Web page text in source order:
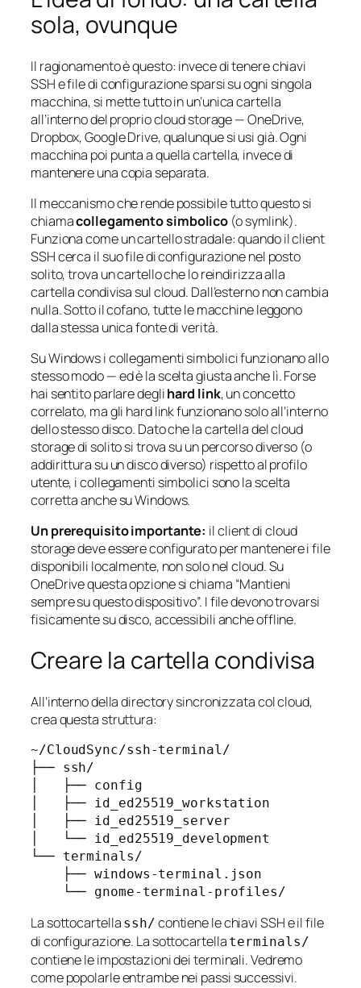
sola, ovunque
Il ragionamento è questo: invece di tenere chiavi
SSH e file di configurazione sparsi su ogni singola
macchina, si mette tutto in un’unica cartella
all’interno del proprio cloud storage — OneDrive,
Dropbox, Google Drive, qualunque si usi già. Ogni
macchina poi puntaa quella cartella, invece di
mantenere una copia separata.
Il meccanismo che rende possibile tutto questo si
chiamacollegamento simbolico (osymlink).
Funziona come un cartello stradale: quando il client
SSH cerca il suo file di configurazione nel posto
solito, trova un cartello che lo reindirizza alla
cartella condivisa sul cloud. Dall’esterno non cambia
nulla. Sotto il cofano, tutte le macchine leggono
dalla stessa unica fonte di verità.
Su Windows i collegamenti simbolici funzionano allo
stesso modo — ed è la scelta giusta anche lì. Forse
hai sentito parlare deglihard link, un concetto
correlato, ma gli hard link funzionano solo all’interno
dello stesso disco. Dato che la cartella del cloud
storage di solito si trova su un percorso diverso (o
addirittura su un disco diverso) rispetto al profilo
utente, i collegamenti simbolici sono la scelta
corretta anche su Windows.
Un prerequisito importante: il client di cloud
storage deve essere configurato per mantenere i file
disponibili localmente, non solo nel cloud. Su
OneDrive questa opzione si chiama “Mantieni
sempre su questo dispositivo”. I file devono trovarsi
fisicamente su disco, accessibili anche offline.
Creare la cartella condivisa
All’interno della directory sincronizzata col cloud,
crea questa struttura:
~/CloudSync/ssh-terminal/
├── ssh/
│   ├── config
│   ├── id_ed25519_workstation
│   ├── id_ed25519_server
│   └── id_ed25519_development
└── terminals/
La sottocartella ssh/ contiene le chiavi SSH e il file
di configurazione. La sottocartella terminals/
contiene le impostazioni dei terminali. Vedremo
come popolarle entrambe nei passi successivi.